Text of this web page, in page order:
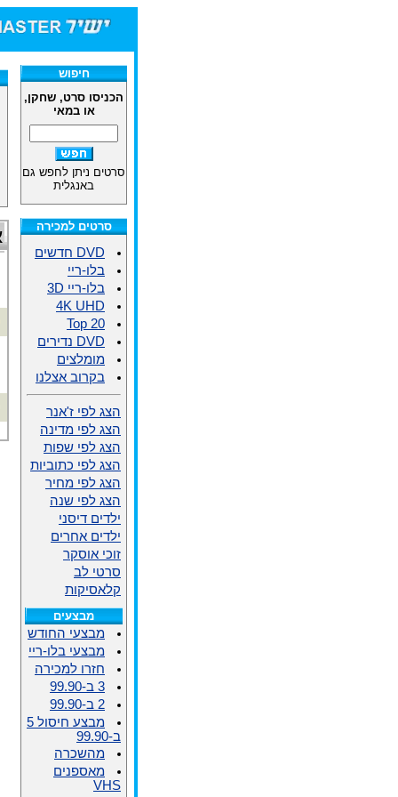
חיפוש
הכניסו סרט, שחקן,
או במאי
סרטים ניתן לחפש גם
באנגלית
סרטים למכירה
DVD חדשים
בלו-ריי
בלו-ריי 3D
4K UHD
Top 20
DVD נדירים
מומלצים
בקרוב אצלנו
הצג לפי ז'אנר
הצג לפי מדינה
הצג לפי שפות
הצג לפי כתוביות
הצג לפי מחיר
הצג לפי שנה
ילדים דיסני
ילדים אחרים
זוכי אוסקר
סרטי לב
קלאסיקות
מבצעים
מבצעי החודש
מבצעי בלו-ריי
חזרו למכירה
3 ב-99.90
2 ב-99.90
מבצע חיסול 5
ב-99.90
מהשכרה
מאספנים
VHS